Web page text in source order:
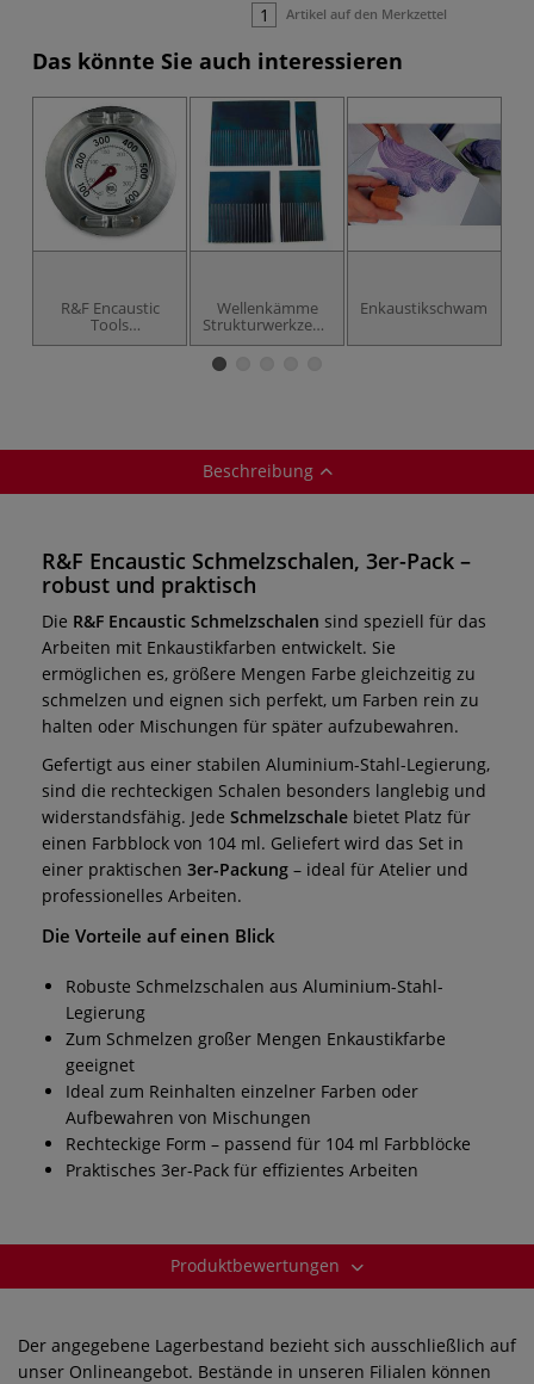
Artikel auf den Merkzettel
Das könnte Sie auch interessieren
R&F Encaustic
Tools
Oberflächen-
Wellenkämme
Strukturwerkzeuge
für Enkaustik
Enkaustikschwamm
Beschreibung
R&F Encaustic Schmelzschalen, 3er-Pack –
robust und praktisch
Die R&F Encaustic Schmelzschalen sind speziell für das
Arbeiten mit Enkaustikfarben entwickelt. Sie
ermöglichen es, größere Mengen Farbe gleichzeitig zu
schmelzen und eignen sich perfekt, um Farben rein zu
halten oder Mischungen für später aufzubewahren.
Gefertigt aus einer stabilen Aluminium-Stahl-Legierung,
sind die rechteckigen Schalen besonders langlebig und
widerstandsfähig. Jede Schmelzschale bietet Platz für
einen Farbblock von 104 ml. Geliefert wird das Set in
einer praktischen 3er-Packung – ideal für Atelier und
professionelles Arbeiten.
Die Vorteile auf einen Blick
Robuste Schmelzschalen aus Aluminium-Stahl-
Legierung
Zum Schmelzen großer Mengen Enkaustikfarbe
geeignet
Ideal zum Reinhalten einzelner Farben oder
Aufbewahren von Mischungen
Rechteckige Form – passend für 104 ml Farbblöcke
Praktisches 3er-Pack für effizientes Arbeiten
Produktbewertungen
Der angegebene Lagerbestand bezieht sich ausschließlich auf
unser Onlineangebot. Bestände in unseren Filialen können